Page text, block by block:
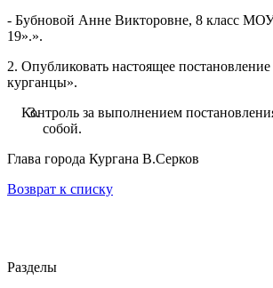
- Бубновой Анне Викторовне, 8 класс
19».».
2. Опубликовать настоящее постановление
курганцы».
Контроль за выполнением
собой.
Глава города Кургана В.Серков
Возврат к списку
Разделы